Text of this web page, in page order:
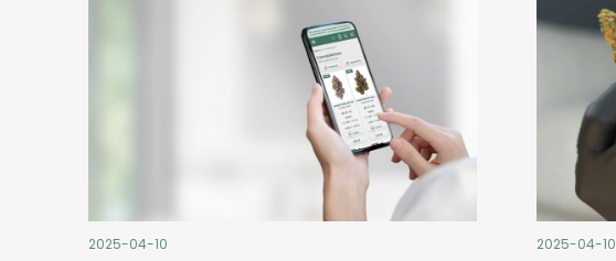
2025-04-10 2025-04-10